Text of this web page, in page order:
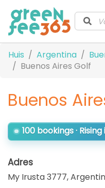
Huis Argentina
Buenos Aires Golf
Buenos
100 bookings ·
Adres
My Irusta 3777,